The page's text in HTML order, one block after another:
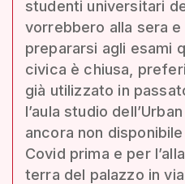
studenti universitari
vorrebbero alla sera
prepararsi agli esami
civica è chiusa,
già utilizzato in
l’aula studio
ancora non
Covid prima e per
terra del palazzo in